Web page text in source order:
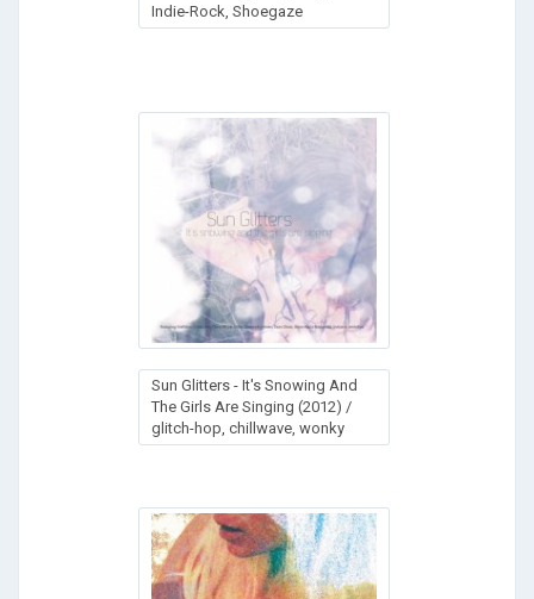
Indie-Rock, Shoegaze
Sun Glitters - It's Snowing And
The Girls Are Singing (2012) /
glitch-hop, chillwave, wonky